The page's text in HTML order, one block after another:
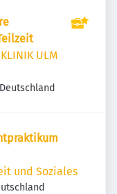
ULM
und Soziales